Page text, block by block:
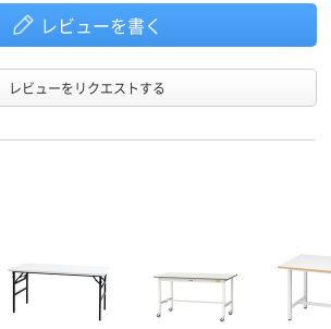
レビューを書く
レビューをリクエストする